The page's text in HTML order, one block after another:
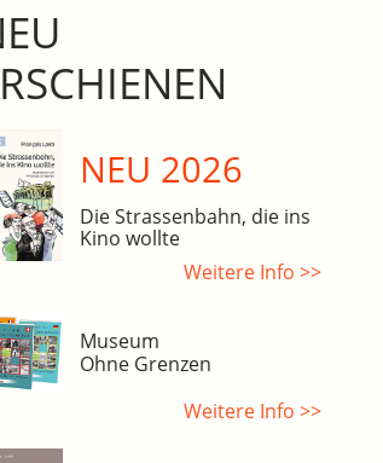
NEU 2026
Die Strassenbahn, die ins
Kino wollte
Weitere Info >>
Museum
Ohne Grenzen
Weitere Info >>